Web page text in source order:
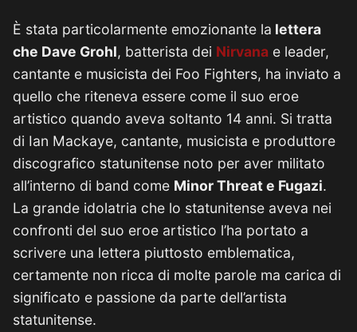
È stata particolarmente emozionante la lettera
che Dave Grohl, batterista dei Nirvana e leader,
cantante e musicista dei Foo Fighters, ha inviato a
quello che riteneva essere come il suo eroe
artistico quando aveva soltanto 14 anni. Si tratta
di Ian Mackaye, cantante, musicista e produttore
discografico statunitense noto per aver militato
all’interno di band come Minor Threat e Fugazi.
La grande idolatria che lo statunitense aveva nei
confronti del suo eroe artistico l’ha portato a
scrivere una lettera piuttosto emblematica,
certamente non ricca di molte parole ma carica di
significato e passione da parte dell’artista
statunitense.